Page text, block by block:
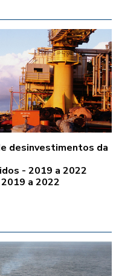
desinvestimentos da
- 2019 a 2022
a 2022